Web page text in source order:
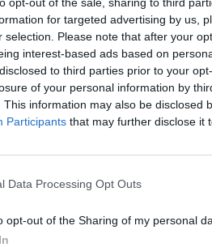
for targeted advertising by us,
selection. Please note that after your
interest-based ads based on
to third parties prior to your
of your personal information by
This information may also be disclosed
Participants that may further disclose it
Data Processing Opt Outs
opt-out of the Sharing of my personal
kadrai.
- šių metu Nobelio
ir Nobelio chemijos premijos
Stoddart).